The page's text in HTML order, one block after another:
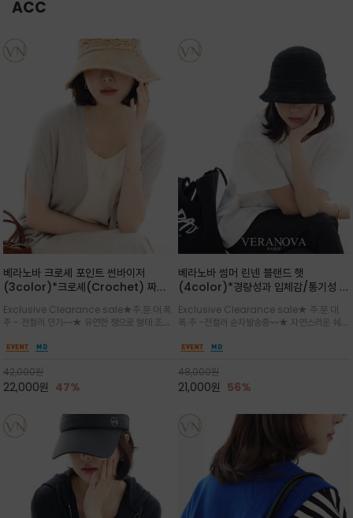
ACC
베라노바 크로셰 포인트 썬바이저
(3color)*크로셰(Crochet) 짜임
미닌한 무드를 연출/벨크로 타입이라 휴
대도 간편
Exclusive Clearance sale★주.문.대.폭.
주 - 전컬러 인기~~★ 유연한 챙으로 형태 조절
말아 휴대하기 좋고, 챙의 모양을 살짝 바꿀 수 있
용성을 모두 갖춘 아이템
42,000원
22,000원 47%
베라노바 썸머 린넨 블랜드 햇
(4color)*경량성과 입체감/통기성 좋
쾌적하게 착용/ 뒷트임 있어서 헤어스타
일링에도 편하게 쓰실수 있습니다
Exclusive Clearance sale★ 주.문.대.
폭.주 -전컬러 순차발송중~~★ 자연스러운 쉐입
련된 포인트/베이직한 컬러 구성으로 어떤 스타
용도 높은 아이템
48,000원
21,000원 56%